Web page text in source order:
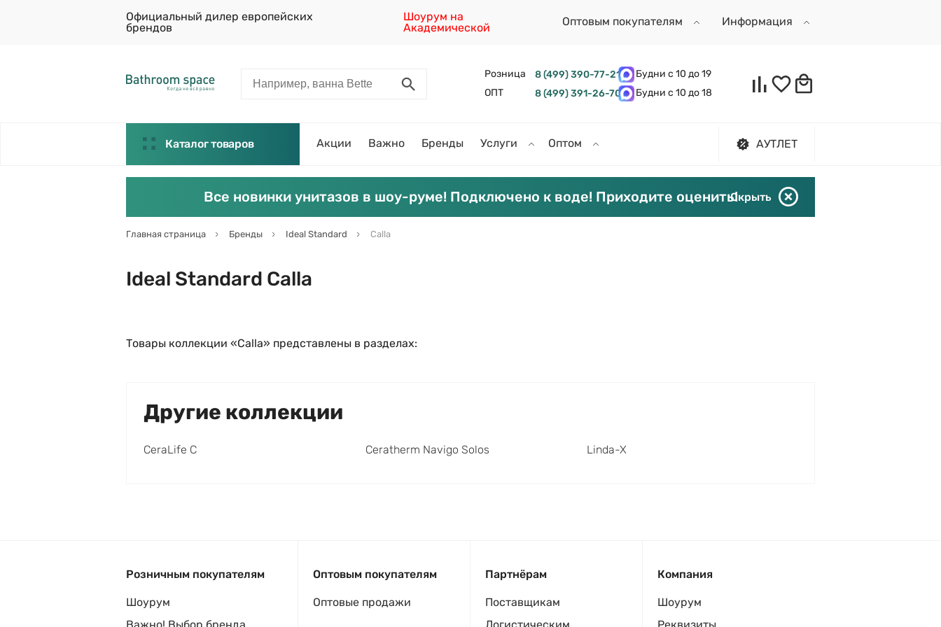
Официальный дилер европейских
брендов
Шоурум на
Академической
Оптовым покупателям Информация
Розница 8 (499) 390-77-21
Будни с 10 до 19
ОПТ
8 (499) 391-26-70 Будни с 10 до 18
Каталог товаров Акции Важно Бренды Услуги Оптом АУТЛЕТ
Все новинки унитазов в шоу-руме! Подключено к воде! Приходите оценить!Скрыть
Главная страница Бренды Ideal Standard Calla
Ideal Standard Calla
Товары коллекции «Calla» представлены в разделах:
Другие коллекции
CeraLife C Ceratherm Navigo Solos Linda-X
Розничным покупателям
Шоурум
Оптовым покупателям
Оптовые продажи
Партнёрам
Поставщикам
Компания
Шоурум